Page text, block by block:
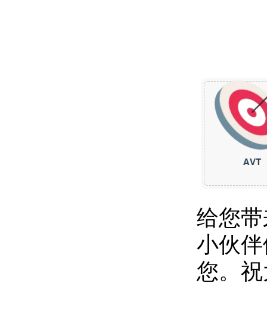
给您
小伙
您。